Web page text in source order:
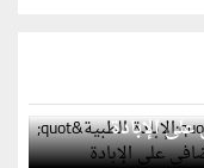
الطبية"
الإبادة